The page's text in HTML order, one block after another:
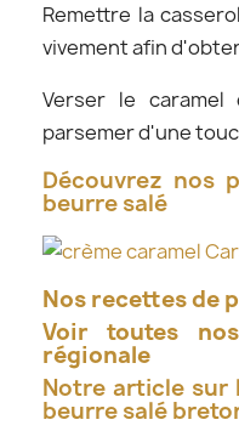
Remettre la
vivement afin
Verser le
parsemer d'une
Découvrez nos
beurre salé
Nos recettes de
Voir toutes
régionale
Notre article sur
beurre salé